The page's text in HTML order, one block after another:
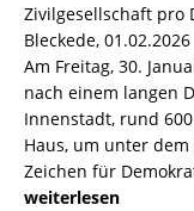
Zivilgesellschaft pro
Bleckede, 01.02.2026
Am Freitag, 30.
nach einem langen
Innenstadt, rund
Haus, um unter
Zeichen für
weiterlesen